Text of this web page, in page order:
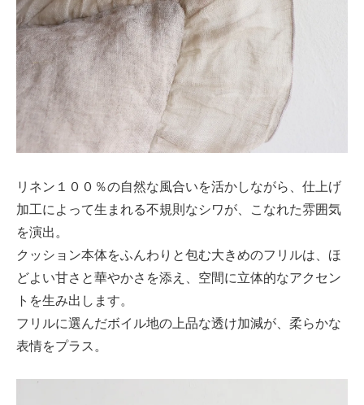
リネン１００％の自然な風合いを活かしながら、仕上げ
加工によって生まれる不規則なシワが、こなれた雰囲気
を演出。
クッション本体をふんわりと包む大きめのフリルは、ほ
どよい甘さと華やかさを添え、空間に立体的なアクセン
トを生み出します。
フリルに選んだボイル地の上品な透け加減が、柔らかな
表情をプラス。